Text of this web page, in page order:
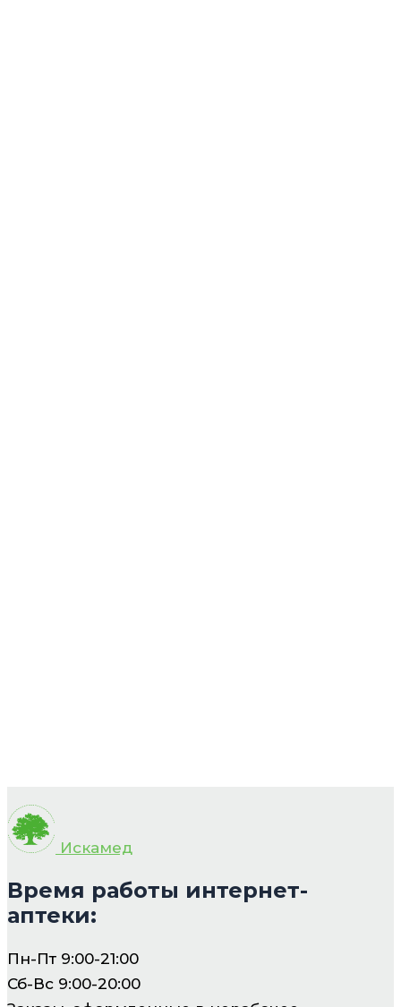
Искамед
Время работы интернет-
аптеки:
Пн-Пт 9:00-21:00
Сб-Вс 9:00-20:00